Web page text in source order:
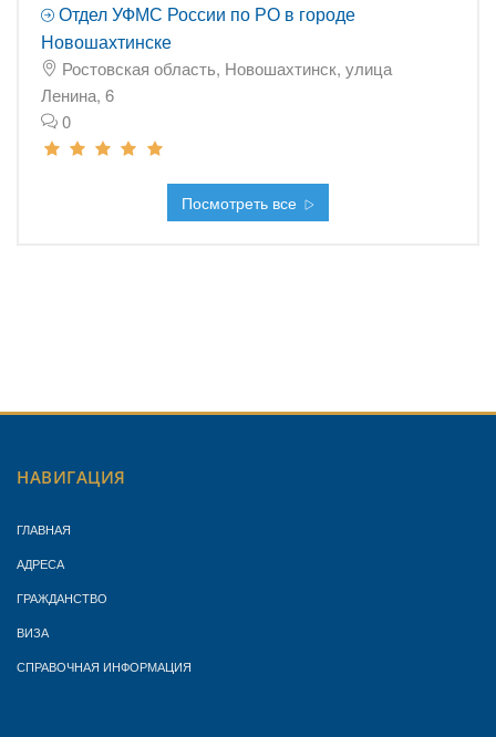
Отдел УФМС России по РО в городе
Новошахтинске
Ростовская область, Новошахтинск, улица
Ленина, 6
0
Посмотреть все
НАВИГАЦИЯ
ГЛАВНАЯ
АДРЕСА
ГРАЖДАНСТВО
ВИЗА
СПРАВОЧНАЯ ИНФОРМАЦИЯ